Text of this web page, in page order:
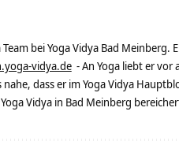
bei Yoga Vidya Bad Meinberg.
vidya.de - An Yoga liebt er
dass er im Yoga Vidya
Vidya in Bad Meinberg